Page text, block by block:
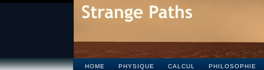
HOME PHYSIQUE CALCUL PHILOSOPHIE